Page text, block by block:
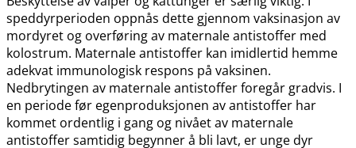
speddyrperioden oppnås dette gjennom vaksinasjon av
mordyret og overføring av maternale antistoffer med
kolostrum. Maternale antistoffer kan imidlertid hemme
adekvat immunologisk respons på vaksinen.
Nedbrytingen av maternale antistoffer foregår gradvis. I
en periode før egenproduksjonen av antistoffer har
kommet ordentlig i gang og nivået av maternale
antistoffer samtidig begynner å bli lavt, er unge dyr